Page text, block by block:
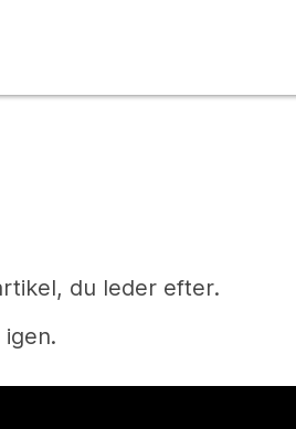
du leder efter.